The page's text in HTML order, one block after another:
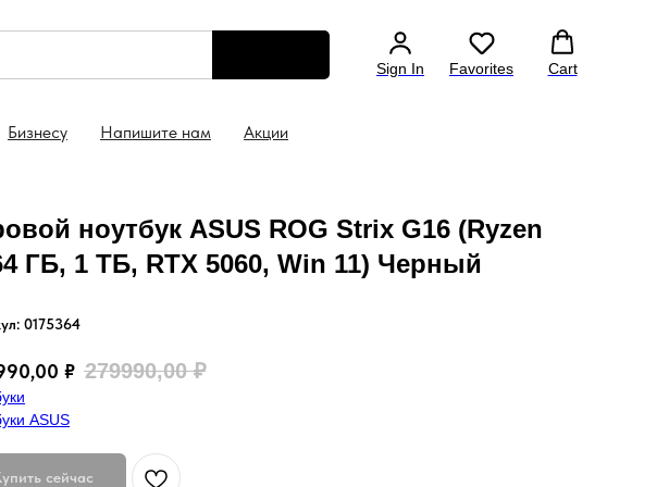
Sign In Favorites Cart
Бизнесу Напишите нам Акции
Скидка 5% на ноутбук уже в
ноутбук ASUS ROG Strix G16 (Ryzen
ГБ, 1 ТБ, RTX 5060, Win 11) Черный
0175364
₽ 279990,00 ₽
ASUS
сейчас